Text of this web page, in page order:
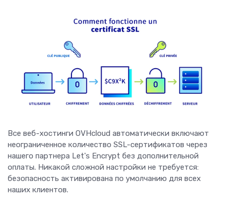
Все веб-хостинги OVHcloud автоматически включают
неограниченное количество SSL-сертификатов через
нашего партнера Let's Encrypt без дополнительной
оплаты. Никакой сложной настройки не требуется:
безопасность активирована по умолчанию для всех
наших клиентов.